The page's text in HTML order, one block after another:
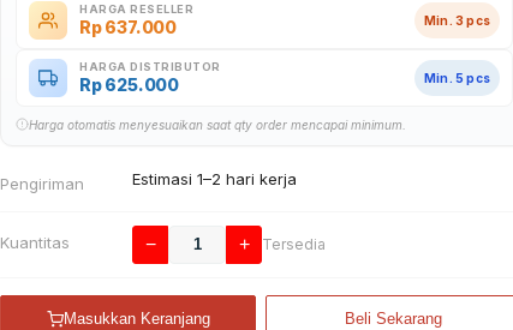
HARGA RESELLER
Rp637.000 Min. 3 pcs
HARGA DISTRIBUTOR
Rp625.000 Min. 5 pcs
Harga otomatis menyesuaikan saat qty order mencapai minimum.
Pengiriman Estimasi 1–2 hari kerja
Kuantitas − + Tersedia
Masukkan Keranjang Beli Sekarang